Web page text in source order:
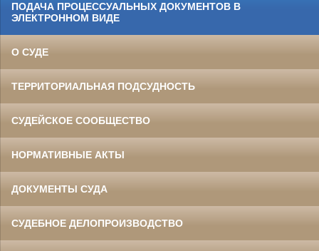
ПОДАЧА ПРОЦЕССУАЛЬНЫХ ДОКУМЕНТОВ В
ЭЛЕКТРОННОМ ВИДЕ
О СУДЕ
ТЕРРИТОРИАЛЬНАЯ ПОДСУДНОСТЬ
СУДЕЙСКОЕ СООБЩЕСТВО
НОРМАТИВНЫЕ АКТЫ
ДОКУМЕНТЫ СУДА
СУДЕБНОЕ ДЕЛОПРОИЗВОДСТВО